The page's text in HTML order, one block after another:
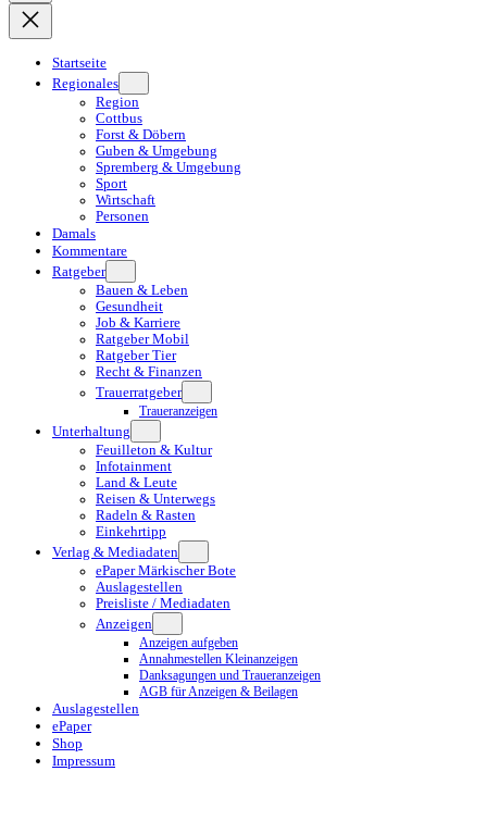
Startseite
Regionales
Region
Cottbus
Forst & Döbern
Guben & Umgebung
Spremberg & Umgebung
Sport
Wirtschaft
Personen
Damals
Kommentare
Ratgeber
Bauen & Leben
Gesundheit
Job & Karriere
Ratgeber Mobil
Ratgeber Tier
Recht & Finanzen
Trauerratgeber
Traueranzeigen
Unterhaltung
Feuilleton & Kultur
Infotainment
Land & Leute
Reisen & Unterwegs
Radeln & Rasten
Einkehrtipp
Verlag & Mediadaten
ePaper Märkischer Bote
Auslagestellen
Preisliste / Mediadaten
Anzeigen
Anzeigen aufgeben
Annahmestellen Kleinanzeigen
Danksagungen und Traueranzeigen
AGB für Anzeigen & Beilagen
Auslagestellen
ePaper
Shop
Impressum